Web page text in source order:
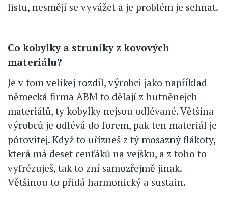
listu, nesmějí se vyvážet a je problém je sehnat.
Co kobylky a struníky z kovových
materiálu?
Je v tom velikej rozdíl, výrobci jako například
německá firma ABM to dělají z hutněnejch
materiálů, ty kobylky nejsou odlévané. Většina
výrobců je odlévá do forem, pak ten materiál je
pórovitej. Když to uřízneš z tý mosazný flákoty,
která má deset cenťáků na vejšku, a z toho to
vyfrézuješ, tak to zní samozřejmě jinak.
Většinou to přidá harmonický a sustain.